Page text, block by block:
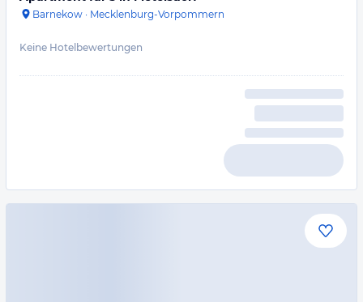
Barnekow · Mecklenburg-Vorpommern
Keine Hotelbewertungen